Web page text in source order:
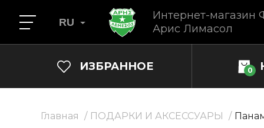
Интернет-магазин
Арис Лимасол
RU
ИЗБРАННОЕ 0
Главная ПОДАРКИ И АКСЕССУАРЫ